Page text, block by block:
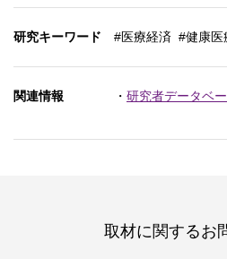
研究キーワード #医療経済 #健康
関連情報 ・ 研究者データベ
取材に関するお